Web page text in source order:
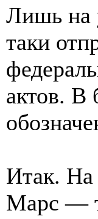
Лишь на
таки
актов. В
Итак. На
Марс —